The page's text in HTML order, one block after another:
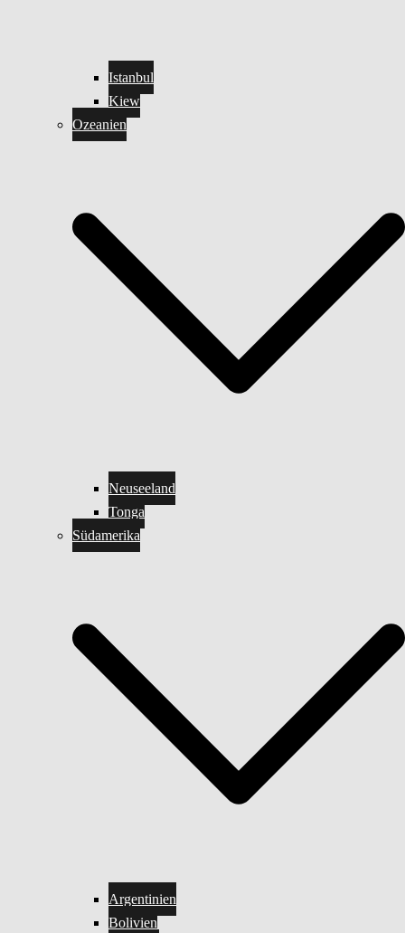
Istanbul
Kiew
Ozeanien
Neuseeland
Tonga
Südamerika
Argentinien
Bolivien